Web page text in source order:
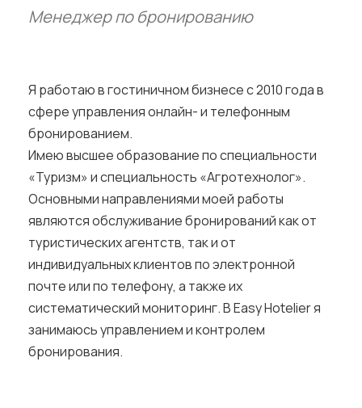
Менеджер по бронированию
Я работаю в гостиничном бизнесе с 2010 года в
сфере управления онлайн- и телефонным
бронированием.
Имею высшее образование по специальности
«Туризм» и специальность «Агротехнолог».
Основными направлениями моей работы
являются обслуживание бронирований как от
туристических агентств, так и от
индивидуальных клиентов по электронной
почте или по телефону, а также их
систематический мониторинг. В Easy Hotelier я
занимаюсь управлением и контролем
бронирования.